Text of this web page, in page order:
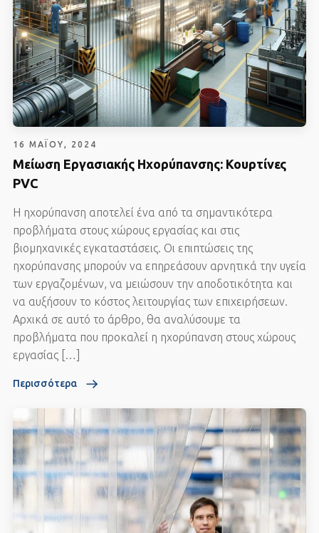
16 ΜΑΪ́ΟΥ, 2024
Μείωση Εργασιακής Ηχορύπανσης: Κουρτίνες
PVC
Η ηχορύπανση αποτελεί ένα από τα σημαντικότερα
προβλήματα στους χώρους εργασίας και στις
βιομηχανικές εγκαταστάσεις. Οι επιπτώσεις της
ηχορύπανσης μπορούν να επηρεάσουν αρνητικά την υγεία
των εργαζομένων, να μειώσουν την αποδοτικότητα και
να αυξήσουν το κόστος λειτουργίας των επιχειρήσεων.
Αρχικά σε αυτό το άρθρο, θα αναλύσουμε τα
προβλήματα που προκαλεί η ηχορύπανση στους χώρους
εργασίας […]
Περισσότερα